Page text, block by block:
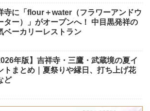
寺に「flour＋water（フラワーアンドウ
ター）」がオープンへ！ 中目黒発祥の
ベーカリーレストラン
年版】吉祥寺・三鷹・武蔵境の夏イ
トまとめ｜夏祭りや縁日、打ち上げ花
ど